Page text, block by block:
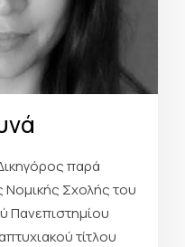
παρά
Νομικής Σχολής του
Πανεπιστημίου
τίτλου